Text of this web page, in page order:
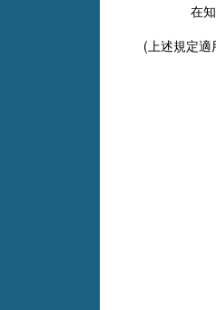
在
(上述規定